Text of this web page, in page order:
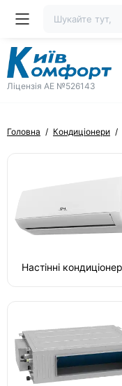
Ліцензія AE №526143
Головна Кондиціонери
Настінні